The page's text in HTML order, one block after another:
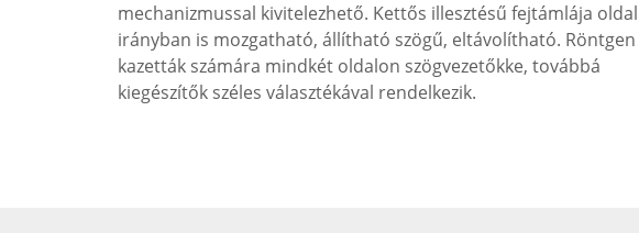
mechanizmussal kivitelezhető. Kettős illesztésű fejtámlája oldal
irányban is mozgatható, állítható szögű, eltávolítható. Röntgen
kazetták számára mindkét oldalon szögvezetőkke, továbbá
kiegészítők széles választékával rendelkezik.